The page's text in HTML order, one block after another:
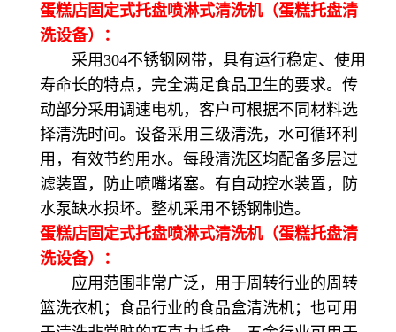
蛋糕店固定式托盘喷淋式清洗机（蛋糕托盘清
洗设备）：
采用304不锈钢网带，具有运行稳定、使用
寿命长的特点，完全满足食品卫生的要求。传
动部分采用调速电机，客户可根据不同材料选
择清洗时间。设备采用三级清洗，水可循环利
用，有效节约用水。每段清洗区均配备多层过
滤装置，防止喷嘴堵塞。有自动控水装置，防
水泵缺水损坏。整机采用不锈钢制造。
蛋糕店固定式托盘喷淋式清洗机（蛋糕托盘清
洗设备）：
应用范围非常广泛，用于周转行业的周转
篮洗衣机；食品行业的食品盒清洗机；也可用